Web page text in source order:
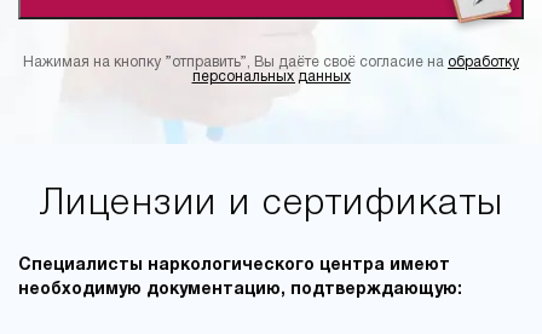
Нажимая на кнопку ”отправить”, Вы даёте своё согласие на обработку
персональных данных
Лицензии и сертификаты
Специалисты наркологического центра имеют
необходимую документацию, подтверждающую: